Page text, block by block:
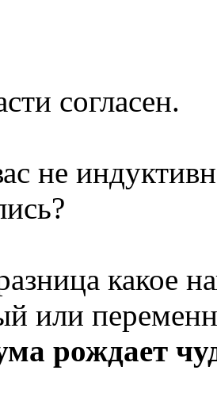
согласен.
не
какое
или
рождает